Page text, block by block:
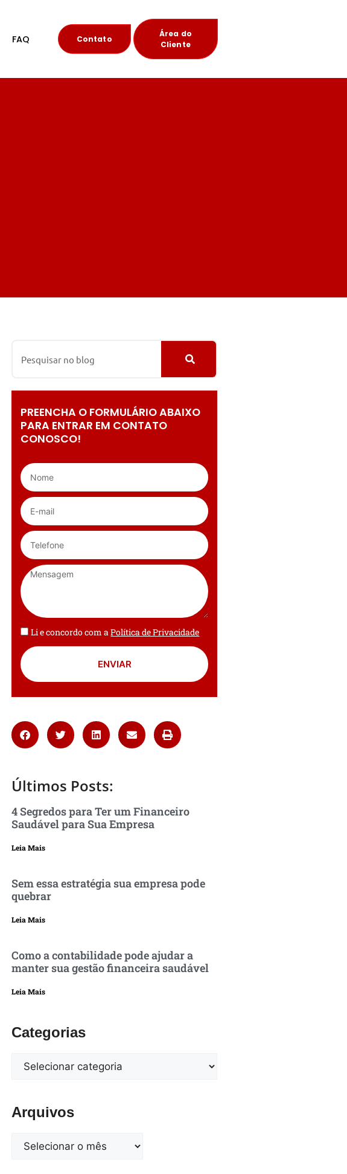
FAQ Contato
Área do
Cliente
PREENCHA O FORMULÁRIO ABAIXO
PARA ENTRAR EM CONTATO
CONOSCO!
Li e concordo com aPolítica de Privacidade
ENVIAR
Últimos Posts:
4 Segredos para Ter um Financeiro
Saudável para Sua Empresa
Leia Mais
Sem essa estratégia sua empresa pode
quebrar
Leia Mais
Como a contabilidade pode ajudar a
manter sua gestão financeira saudável
Leia Mais
Categorias
Arquivos